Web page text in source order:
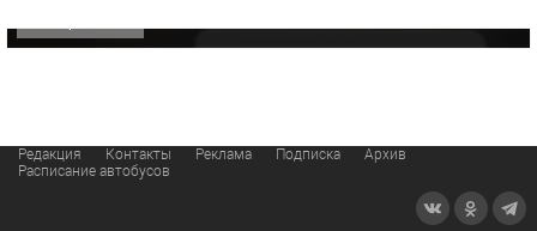
Редакция Контакты Реклама Подписка
Архив
Расписание автобусов